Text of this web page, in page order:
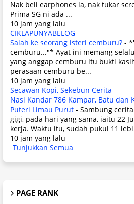
Nak beli earphones la, nak tukar
Prima SG ni ada ...
10 jam yang lalu
CIKLAPUNYABELOG
Salah ke seorang isteri cemburu? -
cemburu..."* Ayat ini memang
yang anggap cemburu itu bukti
perasaan cemburu be...
10 jam yang lalu
Secawan Kopi, Sekebun Cerita
Nasi Kandar 786 Kampar, Batu dan
Puteri Limau Purut - Sambung
gigi, pada hari yang sama, iaitu 22
kerja. Waktu itu, sudah pukul 11
10 jam yang lalu
Tunjukkan Semua
PAGE RANK